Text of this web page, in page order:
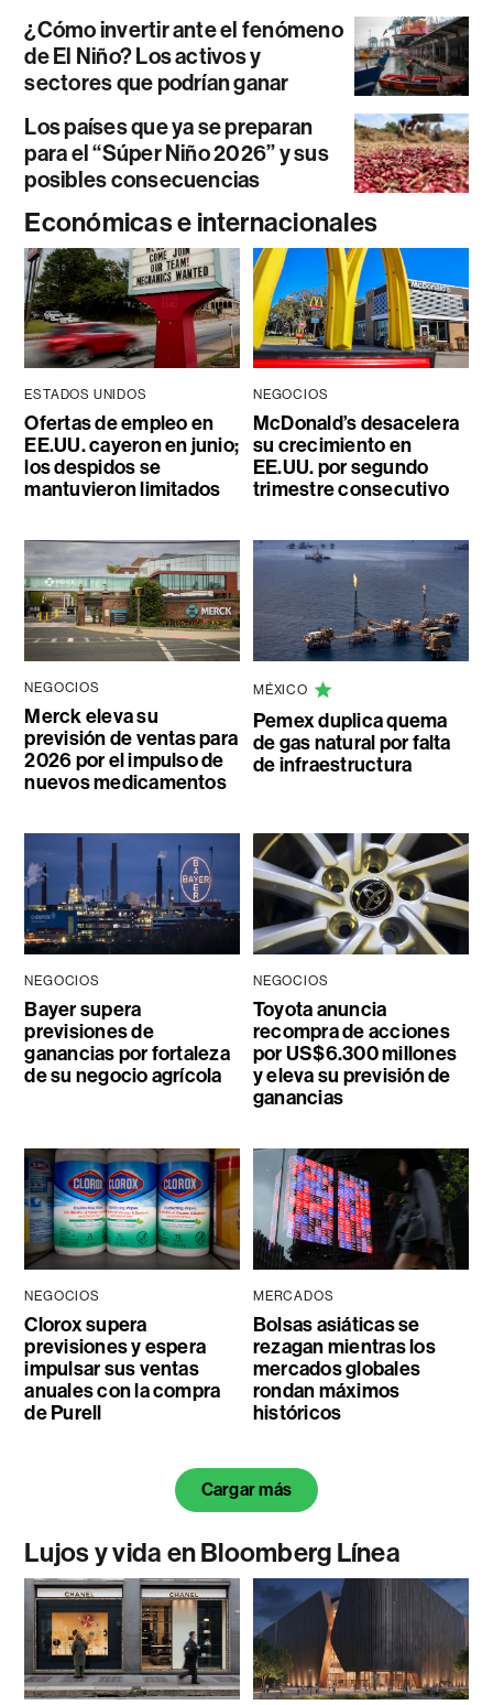
¿Cómo invertir ante el fenómeno
de El Niño? Los activos y
sectores que podrían ganar
Los países que ya se preparan
para el “Súper Niño 2026” y sus
posibles consecuencias
Económicas e internacionales
ESTADOS UNIDOS
Ofertas de empleo en
EE.UU. cayeron en junio;
los despidos se
mantuvieron limitados
NEGOCIOS
McDonald’s desacelera
su crecimiento en
EE.UU. por segundo
trimestre consecutivo
NEGOCIOS
Merck eleva su
previsión de ventas para
2026 por el impulso de
nuevos medicamentos
MÉXICO
Pemex duplica quema
de gas natural por falta
de infraestructura
NEGOCIOS
Bayer supera
previsiones de
ganancias por fortaleza
de su negocio agrícola
NEGOCIOS
Toyota anuncia
recompra de acciones
por US$6.300 millones
y eleva su previsión de
ganancias
NEGOCIOS
Clorox supera
previsiones y espera
impulsar sus ventas
anuales con la compra
de Purell
MERCADOS
Bolsas asiáticas se
rezagan mientras los
mercados globales
rondan máximos
históricos
Cargar más
Lujos y vida en Bloomberg Línea